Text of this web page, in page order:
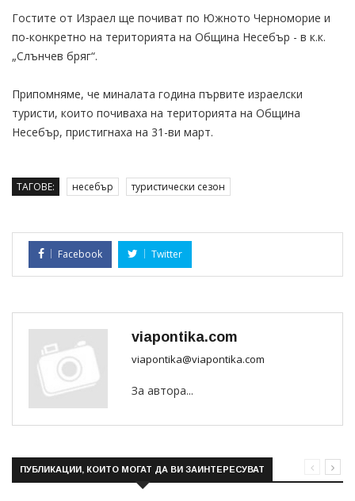
Гостите от Израел ще почиват по Южното Черноморие и
по-конкретно на територията на Община Несебър - в к.к.
„Слънчев бряг“.
Припомняме, че миналата година първите израелски
туристи, които почиваха на територията на Община
Несебър, пристигнаха на 31-ви март.
ТАГОВЕ: несебър туристически сезон
Facebook Twitter
viapontika.com
viapontika@viapontika.com
За автора...
ПУБЛИКАЦИИ, КОИТО МОГАТ ДА ВИ ЗАИНТЕРЕСУВАТ